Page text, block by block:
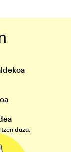
duzu.